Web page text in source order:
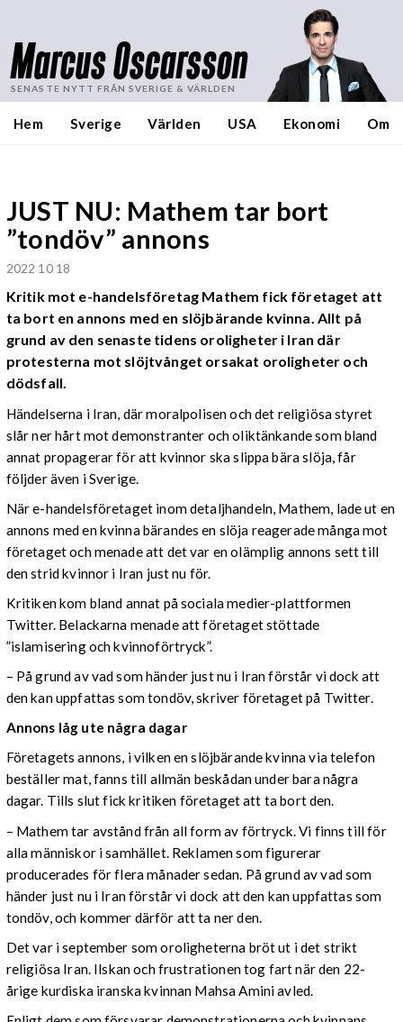
Marcus Oscarsson
SENASTE NYTT FRÅN SVERIGE & VÄRLDEN
Hem Sverige Världen USA Ekonomi Om
JUST NU: Mathem tar bort
”tondöv” annons
2022 10 18
Kritik mot e-handelsföretag Mathem fick företaget att
ta bort en annons med en slöjbärande kvinna. Allt på
grund av den senaste tidens oroligheter i Iran där
protesterna mot slöjtvånget orsakat oroligheter och
dödsfall.
Händelserna i Iran, där moralpolisen och det religiösa styret
slår ner hårt mot demonstranter och oliktänkande som bland
annat propagerar för att kvinnor ska slippa bära slöja, får
följder även i Sverige.
När e-handelsföretaget inom detaljhandeln, Mathem, lade ut en
annons med en kvinna bärandes en slöja reagerade många mot
företaget och menade att det var en olämplig annons sett till
den strid kvinnor i Iran just nu för.
Kritiken kom bland annat på sociala medier-plattformen
Twitter. Belackarna menade att företaget stöttade
”islamisering och kvinnoförtryck”.
– På grund av vad som händer just nu i Iran förstår vi dock att
den kan uppfattas som tondöv, skriver företaget på Twitter.
Annons låg ute några dagar
Företagets annons, i vilken en slöjbärande kvinna via telefon
beställer mat, fanns till allmän beskådan under bara några
dagar. Tills slut fick kritiken företaget att ta bort den.
– Mathem tar avstånd från all form av förtryck. Vi finns till för
alla människor i samhället. Reklamen som figurerar
producerades för flera månader sedan. På grund av vad som
händer just nu i Iran förstår vi dock att den kan uppfattas som
tondöv, och kommer därför att ta ner den.
Det var i september som oroligheterna bröt ut i det strikt
religiösa Iran. Ilskan och frustrationen tog fart när den 22-
årige kurdiska iranska kvinnan Mahsa Amini avled.